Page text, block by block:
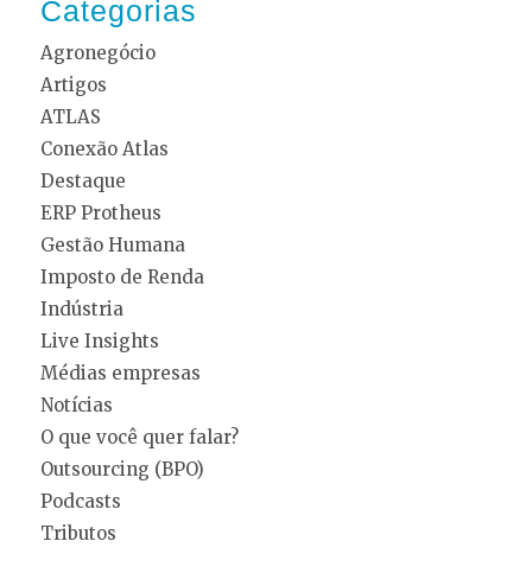
Categorias
Agronegócio
Artigos
ATLAS
Conexão Atlas
Destaque
ERP Protheus
Gestão Humana
Imposto de Renda
Indústria
Live Insights
Médias empresas
Notícias
O que você quer falar?
Outsourcing (BPO)
Podcasts
Tributos